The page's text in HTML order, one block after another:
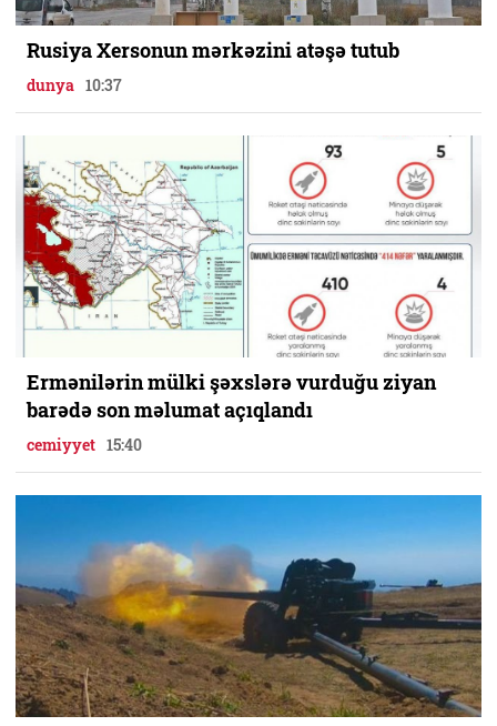
Rusiya Xersonun mərkəzini atəşə tutub
dunya 10:37
Ermənilərin mülki şəxslərə vurduğu ziyan
barədə son məlumat açıqlandı
cemiyyet 15:40